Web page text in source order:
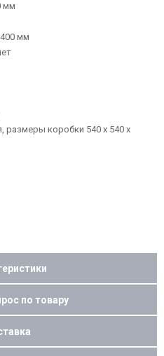
мм
мм
размеры коробки 540 х 540 х
по товару